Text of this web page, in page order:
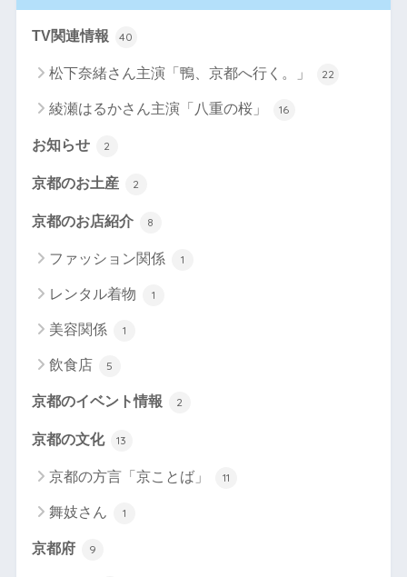
TV関連情報 40
松下奈緒さん主演「鴨、京都へ行く。」 22
綾瀬はるかさん主演「八重の桜」 16
お知らせ 2
京都のお土産 2
京都のお店紹介 8
ファッション関係 1
レンタル着物 1
美容関係 1
飲食店 5
京都のイベント情報 2
京都の文化 13
京都の方言「京ことば」 11
舞妓さん 1
京都府 9